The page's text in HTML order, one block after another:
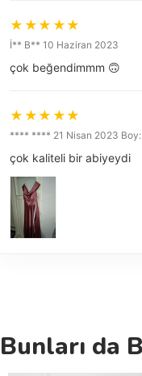
İ** B** 10 Haziran 2023
çok beğendimmm 🙃
**** **** 21 Nisan 2023 Boy:
çok kaliteli bir abiyeydi
Bunları da